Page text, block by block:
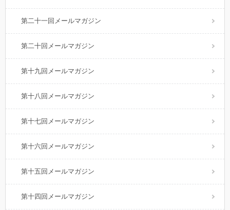
第二十一回メールマガジン
第二十回メールマガジン
第十九回メールマガジン
第十八回メールマガジン
第十七回メールマガジン
第十六回メールマガジン
第十五回メールマガジン
第十四回メールマガジン